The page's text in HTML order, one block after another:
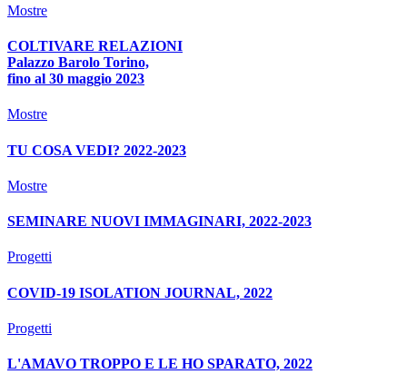
Mostre
COLTIVARE RELAZIONI
Palazzo Barolo Torino,
fino al 30 maggio 2023
Mostre
TU COSA VEDI? 2022-2023
Mostre
SEMINARE NUOVI IMMAGINARI, 2022-2023
Progetti
COVID-19 ISOLATION JOURNAL, 2022
Progetti
L'AMAVO TROPPO E LE HO SPARATO, 2022